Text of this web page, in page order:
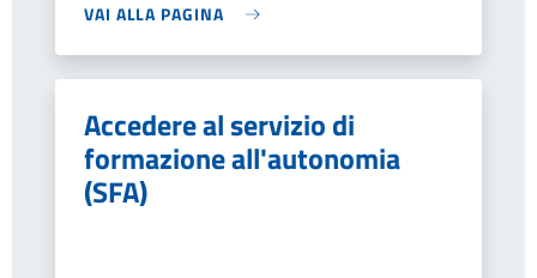
VAI ALLA PAGINA
Accedere al servizio di
formazione all'autonomia
(SFA)